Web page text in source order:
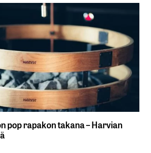
pop rapakon takana – Harvian